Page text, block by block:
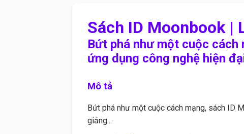
Sách ID Moonbook |
Bứt phá như một cuộc cách
ứng dụng công nghệ hiện
Mô tả
Bứt phá như một cuộc cách mạng, sách ID
giảng...